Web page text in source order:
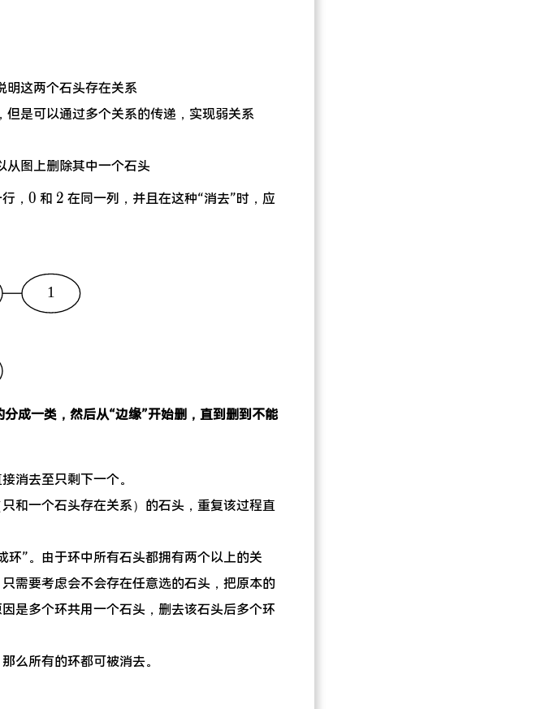
明这两个石头存在关系
但是可以通过多个关系的传递，实现弱关系
从图上删除其中一个石头
， 0
0 和 2
2 在同一列，并且在这种“消去”时，应
1
成一类，然后从“边缘”开始删，直到删到不能
消去至只剩下一个。
和一个石头存在关系）的石头，重复该过程直
环”。由于环中所有石头都拥有两个以上的关
需要考虑会不会存在任意选的石头，把原本的
是多个环共用一个石头，删去该石头后多个环
么所有的环都可被消去。